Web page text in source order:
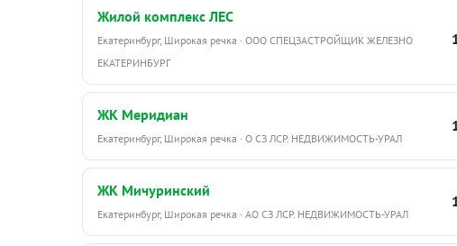
Жилой комплекс ЛЕС
Екатеринбург, Широкая речка · ООО СПЕЦЗАСТРОЙЩИК ЖЕЛЕЗНО
ЕКАТЕРИНБУРГ
ЖК Меридиан
Екатеринбург, Широкая речка · О СЗ ЛСР. НЕДВИЖИМОСТЬ-УРАЛ
ЖК Мичуринский
Екатеринбург, Широкая речка · АО СЗ ЛСР. НЕДВИЖИМОСТЬ-УРАЛ